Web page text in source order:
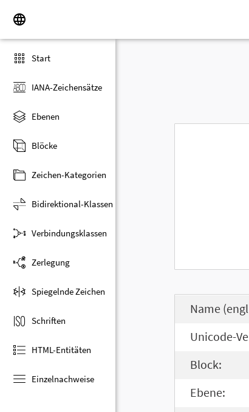
Start
IANA-Zeichensätze
Ebenen
Blöcke
Zeichen-Kategorien
Bidirektional-Klassen
Verbindungsklassen
Zerlegung
Spiegelnde Zeichen
Schriften
HTML-Entitäten
Einzelnachweise
Name
Unicode-
Block:
Ebene: